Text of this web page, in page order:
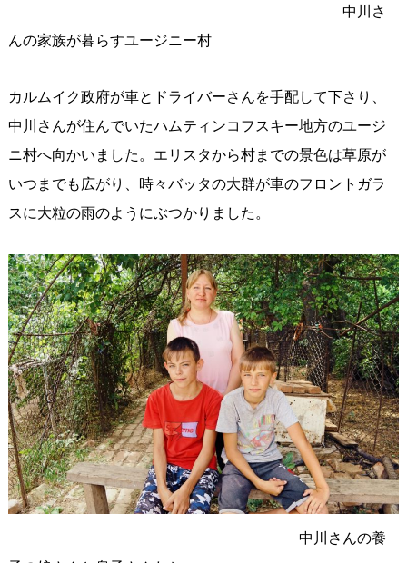
中川さ
んの家族が暮らすユージニー村
カルムイク政府が車とドライバーさんを手配して下さり、
中川さんが住んでいたハムティンコフスキー地方のユージ
ニ村へ向かいました。エリスタから村までの景色は草原が
いつまでも広がり、時々バッタの大群が車のフロントガラ
スに大粒の雨のようにぶつかりました。
中川さんの養